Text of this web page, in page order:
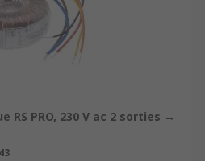
PRO, 230 V ac 2 sorties →